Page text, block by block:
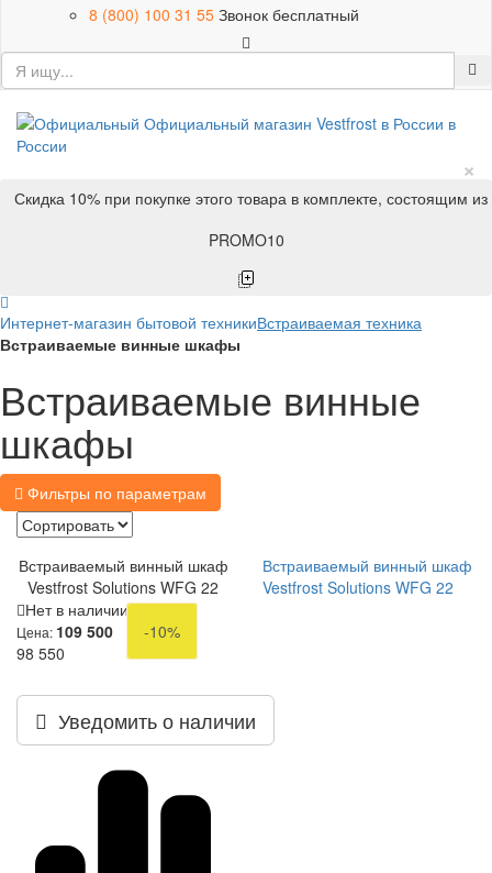
8 (800) 100 31 55 Звонок бесплатный
×
Скидка 10% при покупке этого товара в комплекте, состоящим
PROMO10
Интернет-магазин бытовой техникиВстраиваемая техника
Встраиваемые винные шкафы
Встраиваемые винные
шкафы
Фильтры по параметрам
Встраиваемый винный шкаф
Vestfrost Solutions WFG 22
Встраиваемый винный шкаф
Vestfrost Solutions WFG 22
Нет в наличии
Цена: 109 500
-10%
98 550
Уведомить о наличии